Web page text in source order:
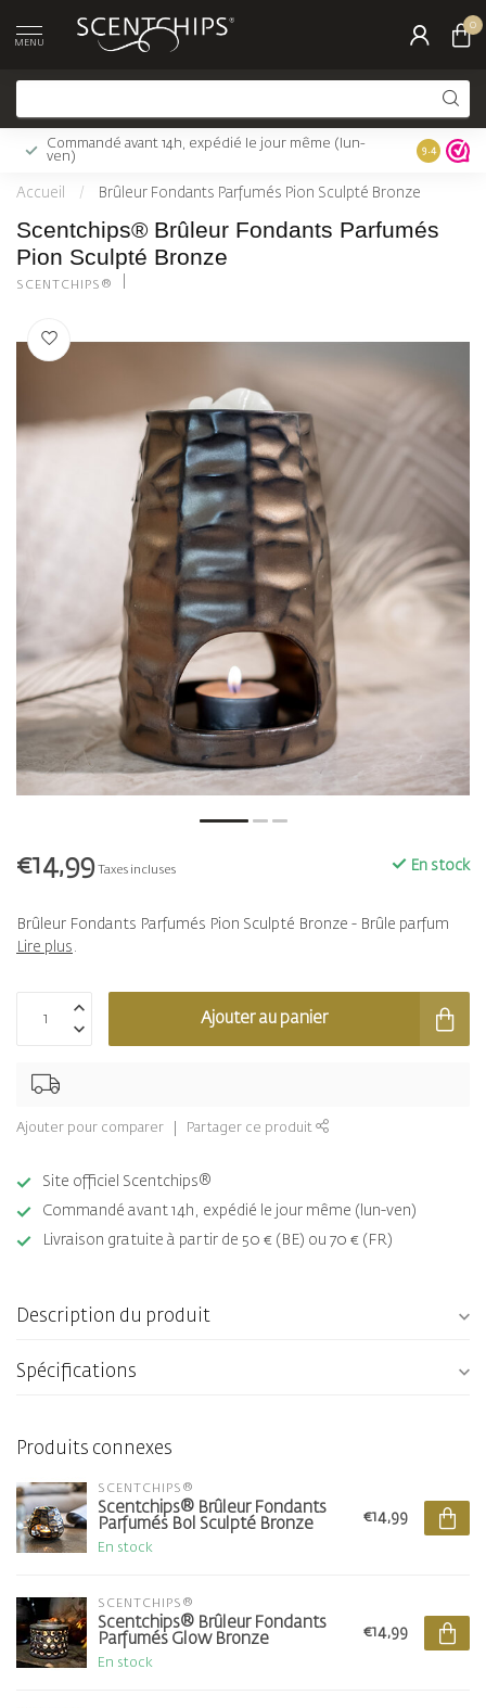
MENU
0
Commandé avant 14h, expédié le jour même (lun-
ven)
Livraison
9.4
Accueil / Brûleur Fondants Parfumés Pion Sculpté Bronze
Scentchips® Brûleur Fondants Parfumés
Pion Sculpté Bronze
SCENTCHIPS®
€14,99 Taxes incluses En stock
Brûleur Fondants Parfumés Pion Sculpté Bronze - Brûle parfum
Lire plus .
Ajouter au panier
Ajouter pour comparer Partager ce produit
Site officiel Scentchips®
Commandé avant 14h, expédié le jour même (lun-ven)
Livraison gratuite à partir de 50 € (BE) ou 70 € (FR)
Description du produit
Spécifications
Produits connexes
SCENTCHIPS®
Scentchips® Brûleur Fondants
Parfumés Bol Sculpté Bronze
En stock
€14,99
SCENTCHIPS®
Scentchips® Brûleur Fondants
Parfumés Glow Bronze
En stock
€14,99